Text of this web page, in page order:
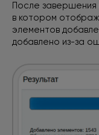
После завершения
в котором
элементов
добавлено из-за